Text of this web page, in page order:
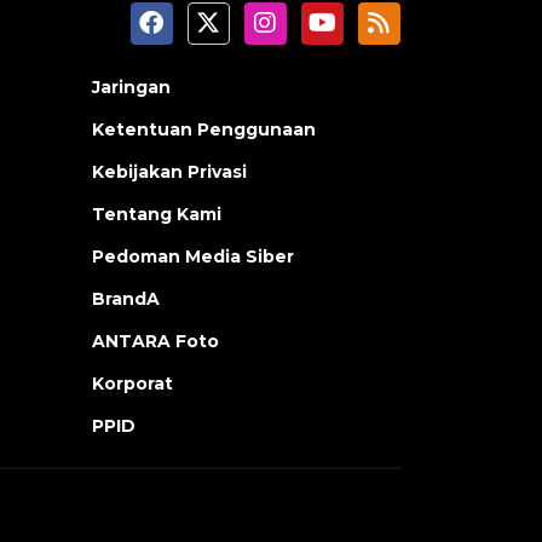
Jaringan
Ketentuan Penggunaan
Kebijakan Privasi
Tentang Kami
Pedoman Media Siber
BrandA
ANTARA Foto
Korporat
PPID